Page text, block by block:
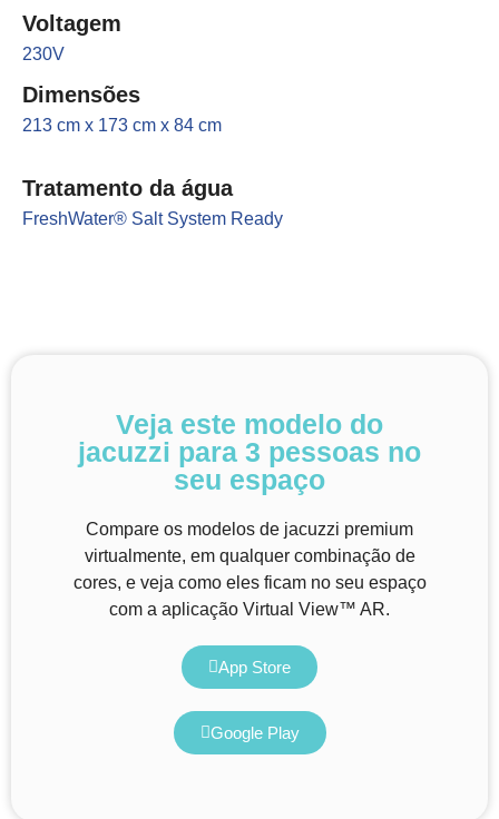
Voltagem
230V
Dimensões
213 cm x 173 cm x 84 cm
Tratamento da água
FreshWater® Salt System Ready
Veja este modelo do
jacuzzi para 3 pessoas no
seu espaço
Compare os modelos de jacuzzi premium
virtualmente, em qualquer combinação de
cores, e veja como eles ficam no seu espaço
com a aplicação Virtual View™ AR.
App Store
Google Play